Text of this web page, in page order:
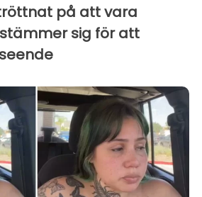
på att vara
sig för att